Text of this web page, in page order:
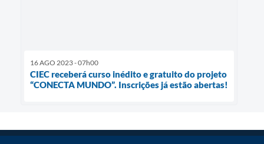
16 AGO 2023 - 07h00
CIEC receberá curso inédito e gratuito do projeto
“CONECTA MUNDO”. Inscrições já estão abertas!